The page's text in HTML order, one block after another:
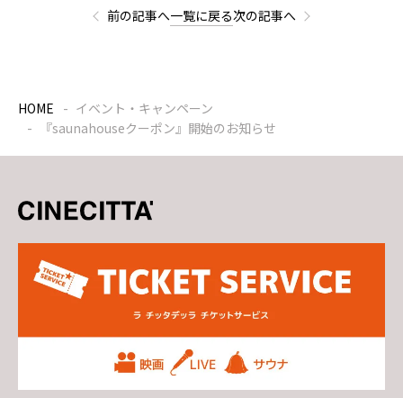
前の記事へ一覧に戻る次の記事へ
HOME
イベント・キャンペーン
『saunahouseクーポン』開始のお知らせ